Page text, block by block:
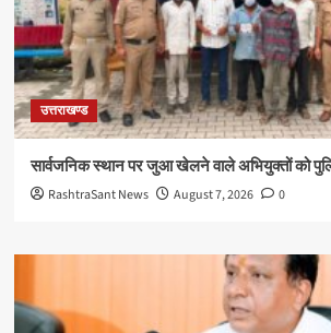
उत्तराखण्ड
सार्वजनिक स्थान पर जुआ खेलने वाले अभियुक्तों को
RashtraSant News August 7, 2026 0